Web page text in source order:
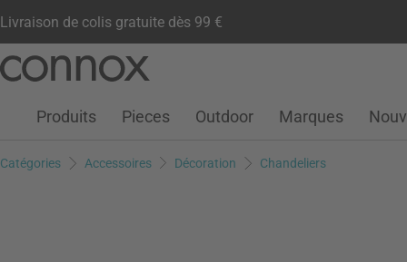
Livraison de colis gratuite dès 99 €
contenu
Compte clientListe de souhaits
Warenkorb
Produits Pieces Outdoor Marques
Catégories Accessoires Décoration Chandeliers